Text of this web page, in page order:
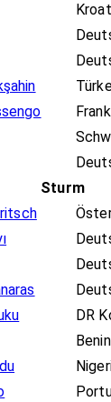
Sturm
DR
Benin